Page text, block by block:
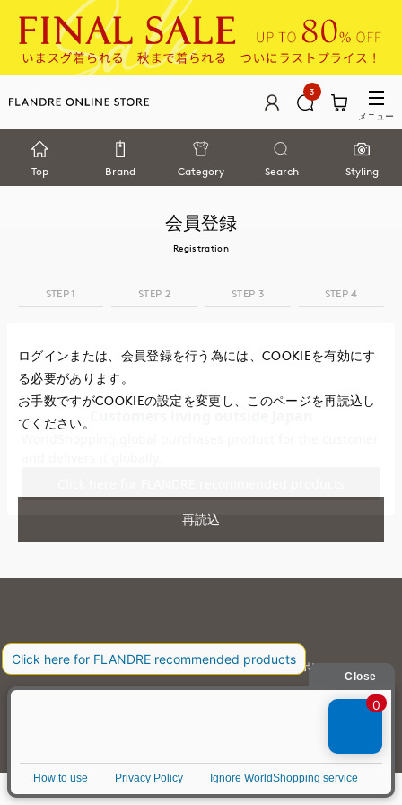
3
メニュー
Top Brand Category Search Styling
会員登録
Registration
STEP 1 STEP 2 STEP 3 STEP 4
ログインまたは、会員登録を行う為には、COOKIEを有効にす
る必要があります。
お手数ですがCOOKIEの設定を変更し、このページを再読込し
てください。
再読込
お問い合わせ 利用規約 会社概要 プライバシーポリシー
特定商取引・古物営業法に基づく表示 店舗リスト